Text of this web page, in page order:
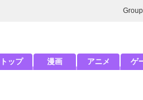
トップ 漫画 アニメ ゲ